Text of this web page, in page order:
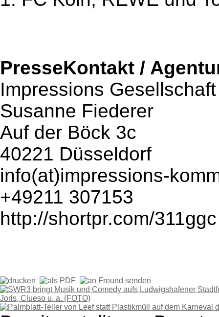
PresseKontakt /
Impressions
Susanne Fiederer
Auf der Böck 3c
40221 Düsseldorf
info(at)impressions-
+49211 307153
http://shortpr.com/311ggc